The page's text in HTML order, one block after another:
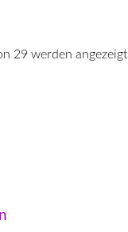
29 werden angezeigt